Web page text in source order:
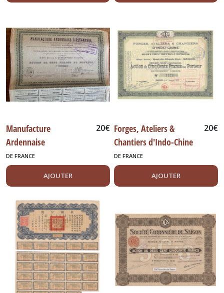
Manufacture
Ardennaise
d'Estampage 1924
20€
DE FRANCE
AJOUTER
Forges, Ateliers &
Chantiers d'Indo-Chine
1920
20€
DE FRANCE
AJOUTER